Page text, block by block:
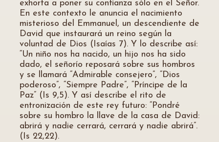
exhorta a poner su confianza sólo en el Señor.
En este contexto le anuncia el nacimiento
misterioso del Emmanuel, un descendiente de
David que instaurará un reino según la
voluntad de Dios (Isaías 7). Y lo describe así:
“Un niño nos ha nacido, un hijo nos ha sido
dado, el señorío reposará sobre sus hombros
y se llamará “Admirable consejero”, “Dios
poderoso”, “Siempre Padre”, “Príncipe de la
Paz” (Is 9,5). Y así describe el rito de
entronización de este rey futuro: “Pondré
sobre su hombro la llave de la casa de David:
abrirá y nadie cerrará, cerrará y nadie abrirá”.
(Is 22,22).